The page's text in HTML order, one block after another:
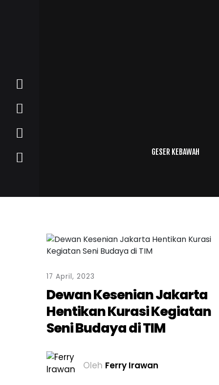
GESER KEBAWAH
17 April, 2023
Dewan Kesenian Jakarta
Hentikan Kurasi Kegiatan
Seni Budaya di TIM
Oleh Ferry Irawan